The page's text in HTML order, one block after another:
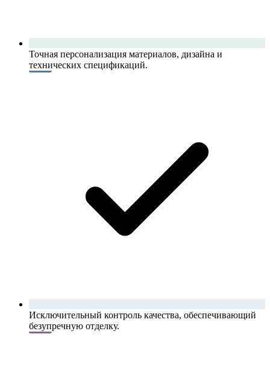
Точная персонализация материалов, дизайна и
технических спецификаций.
Исключительный контроль качества, обеспечивающий
безупречную отделку.